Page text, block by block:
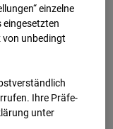
einzelne
eingesetzten
von unbedingt
Ihre Prä­fe­
unter